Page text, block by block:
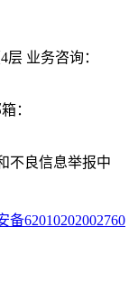
业务咨询：
：
不良信息举报中
备62010202002760